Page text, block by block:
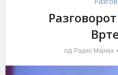
од Радио Марија